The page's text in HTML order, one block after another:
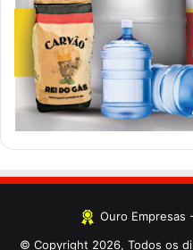
Ouro Empresas
© Copyright 2026, Todos os